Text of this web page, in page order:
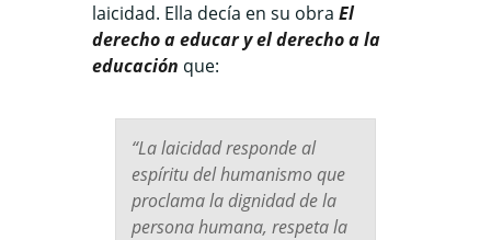
laicidad. Ella decía en su obra El
derecho a educar y el derecho a la
educación que:
“La laicidad responde al
espíritu del humanismo que
proclama la dignidad de la
persona humana, respeta la